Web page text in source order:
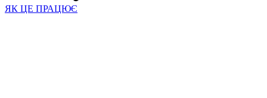
ЯК ЦЕ ПРАЦЮЄ